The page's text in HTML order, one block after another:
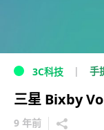
3C科技 手
三星 Bixby
9 年前